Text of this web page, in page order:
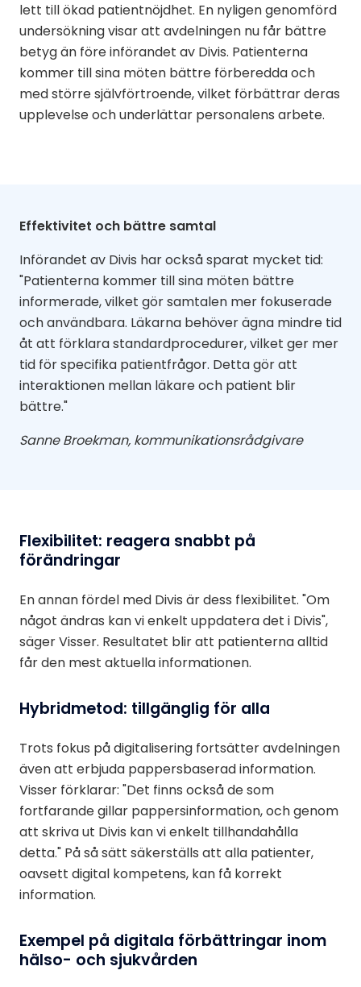
lett till ökad patientnöjdhet. En nyligen genomförd
undersökning visar att avdelningen nu får bättre
betyg än före införandet av Divis. Patienterna
kommer till sina möten bättre förberedda och
med större självförtroende, vilket förbättrar deras
upplevelse och underlättar personalens arbete.
Effektivitet och bättre samtal
Införandet av Divis har också sparat mycket tid:
"Patienterna kommer till sina möten bättre
informerade, vilket gör samtalen mer fokuserade
och användbara. Läkarna behöver ägna mindre tid
åt att förklara standardprocedurer, vilket ger mer
tid för specifika patientfrågor. Detta gör att
interaktionen mellan läkare och patient blir
bättre."
Sanne Broekman, kommunikationsrådgivare
Flexibilitet: reagera snabbt på
förändringar
En annan fördel med Divis är dess flexibilitet. "Om
något ändras kan vi enkelt uppdatera det i Divis",
säger Visser. Resultatet blir att patienterna alltid
får den mest aktuella informationen.
Hybridmetod: tillgänglig för alla
Trots fokus på digitalisering fortsätter avdelningen
även att erbjuda pappersbaserad information.
Visser förklarar: "Det finns också de som
fortfarande gillar pappersinformation, och genom
att skriva ut Divis kan vi enkelt tillhandahålla
detta." På så sätt säkerställs att alla patienter,
oavsett digital kompetens, kan få korrekt
information.
Exempel på digitala förbättringar inom
hälso- och sjukvården